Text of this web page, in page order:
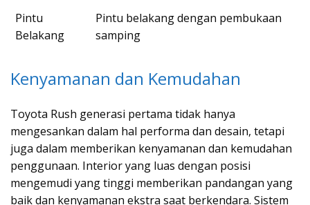
Pintu
Belakang
Pintu belakang dengan pembukaan
samping
Kenyamanan dan Kemudahan
Toyota Rush generasi pertama tidak hanya
mengesankan dalam hal performa dan desain, tetapi
juga dalam memberikan kenyamanan dan kemudahan
penggunaan. Interior yang luas dengan posisi
mengemudi yang tinggi memberikan pandangan yang
baik dan kenyamanan ekstra saat berkendara. Sistem